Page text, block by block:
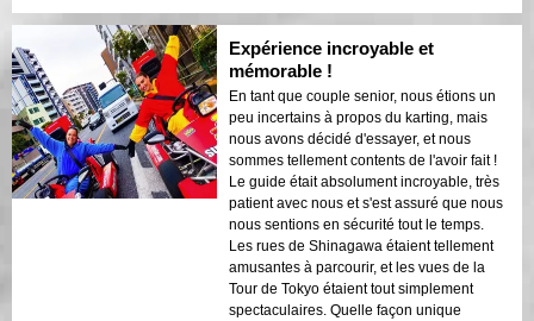
Expérience incroyable et
mémorable !
En tant que couple senior, nous étions un
peu incertains à propos du karting, mais
nous avons décidé d'essayer, et nous
sommes tellement contents de l'avoir fait !
Le guide était absolument incroyable, très
patient avec nous et s'est assuré que nous
nous sentions en sécurité tout le temps.
Les rues de Shinagawa étaient tellement
amusantes à parcourir, et les vues de la
Tour de Tokyo étaient tout simplement
spectaculaires. Quelle façon unique